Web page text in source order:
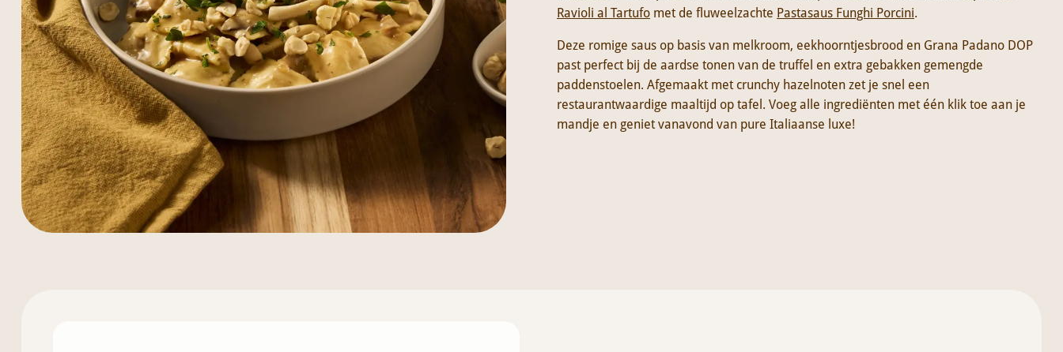
Ravioli al Tartufo met de fluweelzachte Pastasaus Funghi Porcini.
Deze romige saus op basis van melkroom, eekhoorntjesbrood en Grana Padano DOP
past perfect bij de aardse tonen van de truffel en extra gebakken gemengde
paddenstoelen. Afgemaakt met crunchy hazelnoten zet je snel een
restaurantwaardige maaltijd op tafel. Voeg alle ingrediënten met één klik toe aan je
mandje en geniet vanavond van pure Italiaanse luxe!